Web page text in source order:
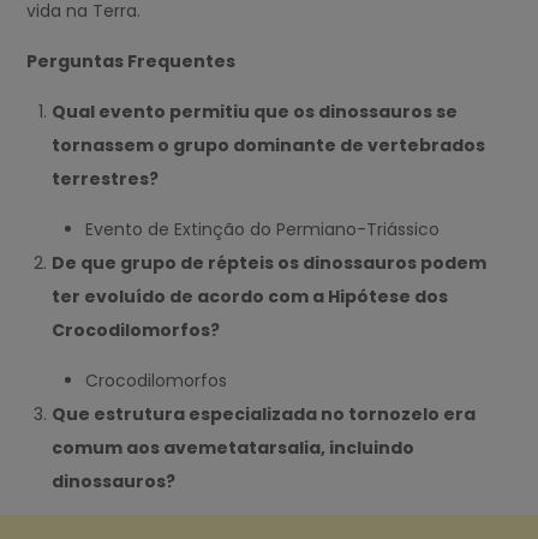
vida na Terra.
Perguntas Frequentes
Qual evento permitiu que os dinossauros se
tornassem o grupo dominante de vertebrados
terrestres?
Evento de Extinção do Permiano-Triássico
De que grupo de répteis os dinossauros podem
ter evoluído de acordo com a Hipótese dos
Crocodilomorfos?
Crocodilomorfos
Que estrutura especializada no tornozelo era
comum aos avemetatarsalia, incluindo
dinossauros?